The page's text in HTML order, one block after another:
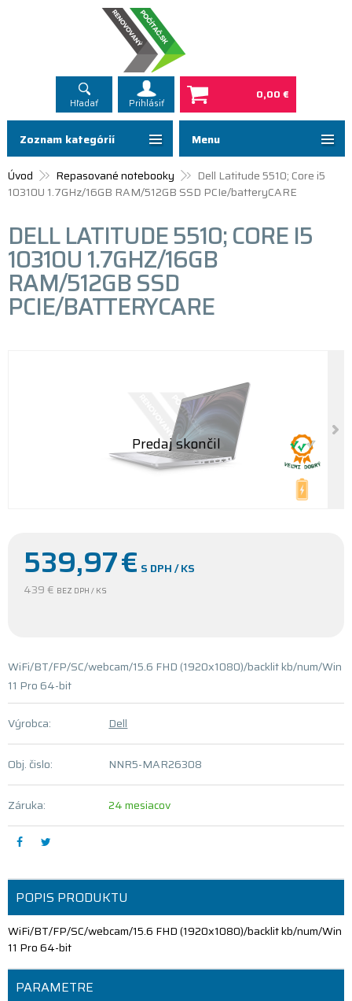
Hľadať Prihlásiť
0,00 €
Menu
Úvod Repasované notebooky
Dell Latitude 5510; Core i5
10310U 1.7GHz/16GB RAM/512GB SSD PCIe/batteryCARE
DELL LATITUDE 5510; CORE I5
10310U 1.7GHZ/16GB
RAM/512GB SSD
PCIE/BATTERYCARE
539,97€ S DPH / KS
439 € BEZ DPH / KS
WiFi/BT/FP/SC/webcam/15.6 FHD (1920x1080)/backlit kb/num/Win
11 Pro 64-bit
Výrobca: Dell
Obj. čislo: NNR5-MAR26308
Záruka: 24 mesiacov
POPIS PRODUKTU
WiFi/BT/FP/SC/webcam/15.6 FHD (1920x1080)/backlit kb/num/Win
11 Pro 64-bit
PARAMETRE
Zoznam kategórií